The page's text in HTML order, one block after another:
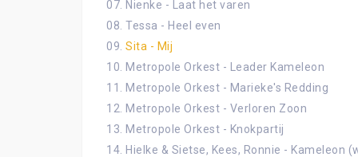
07. Nienke - Laat het varen
08. Tessa - Heel even
09. Sita - Mij
10. Metropole Orkest - Leader Kameleon
11. Metropole Orkest - Marieke's Redding
12. Metropole Orkest - Verloren Zoon
13. Metropole Orkest - Knokpartij
14. Hielke & Sietse, Kees, Ronnie - Kameleon